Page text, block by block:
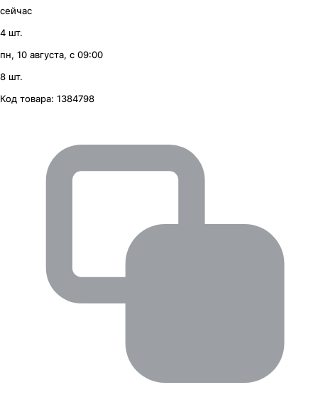
сейчас
4 шт.
пн, 10 августа, с 09:00
8 шт.
Код товара: 1384798